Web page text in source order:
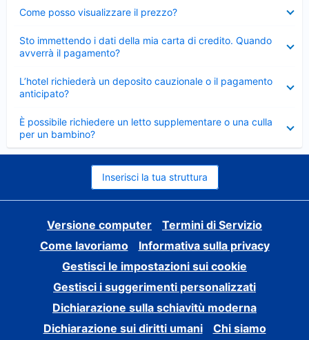
Come posso visualizzare il prezzo?
chiuso
Sto immettendo i dati della mia carta di credito. Quando
avverrà il pagamento?
chiuso
L’hotel richiederà un deposito cauzionale o il pagamento
anticipato?
chiuso
È possibile richiedere un letto supplementare o una culla
per un bambino?
Elemento
chiuso
Inserisci la tua struttura
Versione computer
Termini di Servizio
Come lavoriamo
Informativa sulla privacy
Gestisci le impostazioni sui cookie
Gestisci i suggerimenti personalizzati
Dichiarazione sulla schiavitù moderna
Dichiarazione sui diritti umani
Chi siamo